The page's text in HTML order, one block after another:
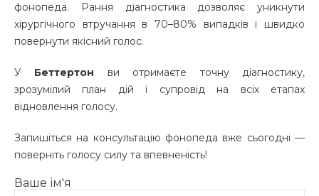
фонопеда. Рання діагностика дозволяє уникнути
хірургічного втручання в 70–80% випадків і швидко
повернути якісний голос.
У Беттертон ви отримаєте точну діагностику,
зрозумілий план дій і супровід на всіх етапах
відновлення голосу.
Запишіться на консультацію фонопеда вже сьогодні —
поверніть голосу силу та впевненість!
Ваше ім'я